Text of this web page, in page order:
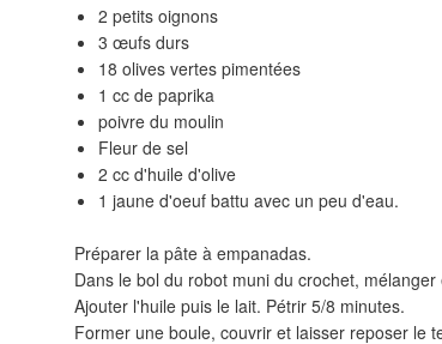
2 petits oignons
3 œufs durs
18 olives vertes pimentées
1 cc de paprika
poivre du moulin
Fleur de sel
2 cc d'huile d'olive
1 jaune d'oeuf battu avec un peu d'eau.
Préparer la pâte à empanadas.
Dans le bol du robot muni du crochet,
Ajouter l'huile puis le lait. Pétrir 5/8 minutes.
Former une boule, couvrir et laisser reposer le